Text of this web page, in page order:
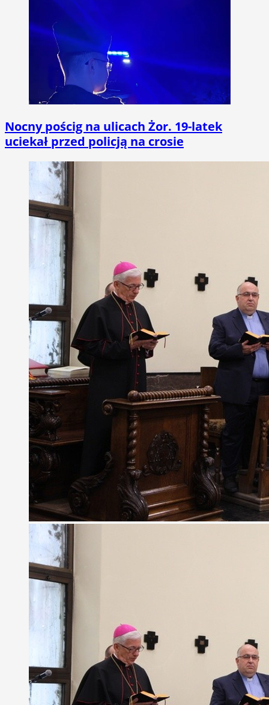
Nocny pościg na ulicach Żor. 19-latek
uciekał przed policją na crosie